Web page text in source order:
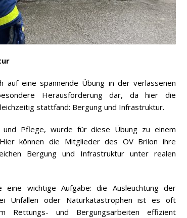
eine spannende Übung in der verlassenen
Herausforderung dar, da hier die
stattfand: Bergung und Infrastruktur.
Pflege, wurde für diese Übung zu einem
können die Mitglieder des OV Brilon ihre
Bergung und Infrastruktur unter realen
wichtige Aufgabe: die Ausleuchtung der
Unfällen oder Naturkatastrophen ist es oft
Rettungs- und Bergungsarbeiten effizient